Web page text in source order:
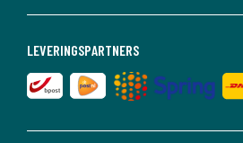
LEVERINGSPARTNERS